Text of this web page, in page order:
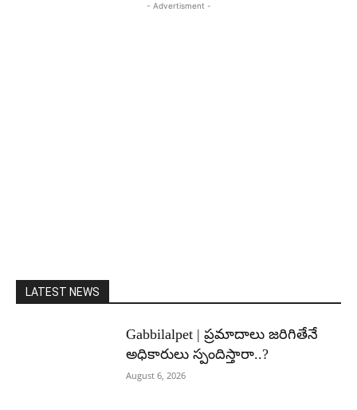
- Advertisment -
LATEST NEWS
Gabbilalpet | ప్రమాదాలు జరిగితేనే
అధికారులు స్పందిస్తారా..?
August 6, 2026